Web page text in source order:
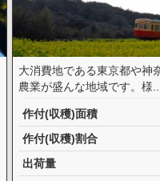
大消費地である東京都や神
農業が盛んな地域です。様...
作付(収穫)面積
作付(収穫)割合
出荷量